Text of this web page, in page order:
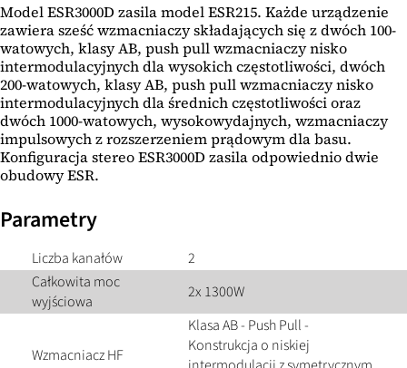
Model ESR3000D zasila model ESR215. Każde urządzenie
zawiera sześć wzmacniaczy składających się z dwóch 100-
watowych, klasy AB, push pull wzmacniaczy nisko
intermodulacyjnych dla wysokich częstotliwości, dwóch
200-watowych, klasy AB, push pull wzmacniaczy nisko
intermodulacyjnych dla średnich częstotliwości oraz
dwóch 1000-watowych, wysokowydajnych, wzmacniaczy
impulsowych z rozszerzeniem prądowym dla basu.
Konfiguracja stereo ESR3000D zasila odpowiednio dwie
obudowy ESR.
Parametry
Liczba kanałów
2
Całkowita moc
wyjściowa
2x 1300W
Wzmacniacz HF
Klasa AB - Push Pull -
Konstrukcja o niskiej